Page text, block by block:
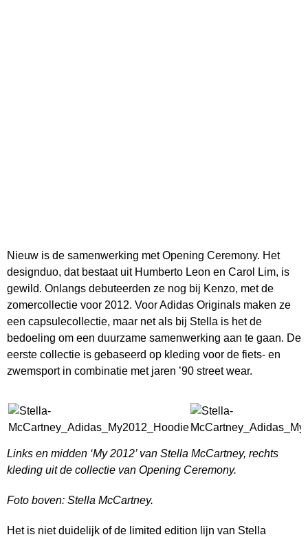
Nieuw is de samenwerking met Opening Ceremony. Het
designduo, dat bestaat uit Humberto Leon en Carol Lim, is
gewild. Onlangs debuteerden ze nog bij Kenzo, met de
zomercollectie voor 2012. Voor Adidas Originals maken ze
een capsulecollectie, maar net als bij Stella is het de
bedoeling om een duurzame samenwerking aan te gaan. De
eerste collectie is gebaseerd op kleding voor de fiets- en
zwemsport in combinatie met jaren ’90 street wear.
Links en midden ‘My 2012’ van Stella McCartney, rechts
kleding uit de collectie van Opening Ceremony.
Foto boven: Stella McCartney.
Het is niet duidelijk of de limited edition lijn van Stella